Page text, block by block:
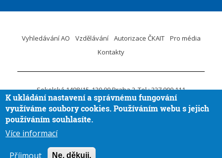
Vyhledávání AO Vzdělávání Autorizace ČKAIT
Pro média
Kontakty
Sokolská 1498/15 120 00 Praha 2 Tel.: 227 090 111
ID DS:krvaigt E-mail.:ckait@ckait.cz Ochrana osobních údajů
Oznámení porušení práva EU
VytvořilaAira GROUP
K ukládání nastavení a správnému fungování
využíváme soubory cookies. Používáním webu s jejich
používáním souhlasíte.
Více informací
Příjmout Ne, děkuji.